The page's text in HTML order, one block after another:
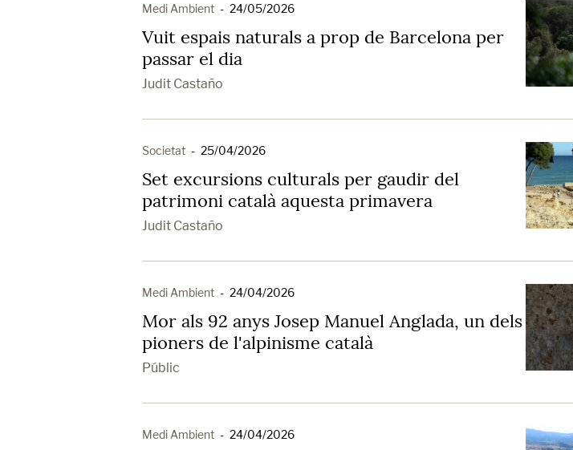
Medi Ambient - 24/05/2026
Vuit espais naturals a prop de Barcelona per
passar el dia
Judit Castaño
Societat - 25/04/2026
Set excursions culturals per gaudir del
patrimoni català aquesta primavera
Judit Castaño
Medi Ambient - 24/04/2026
Mor als 92 anys Josep Manuel Anglada, un dels
pioners de l'alpinisme català
Públic
Medi Ambient - 24/04/2026